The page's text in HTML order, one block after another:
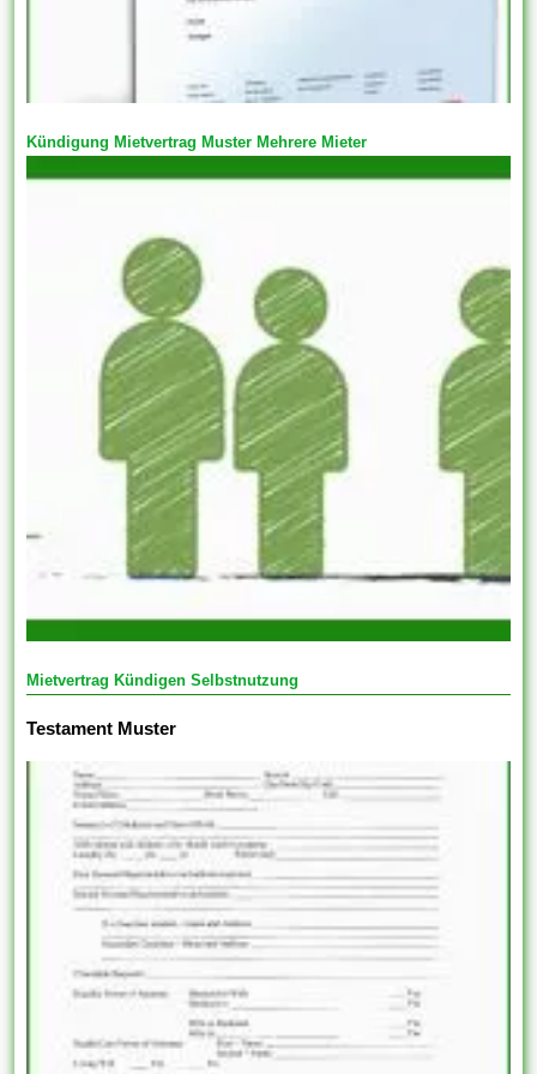
Kündigung Mietvertrag Muster Mehrere Mieter
Mietvertrag Kündigen Selbstnutzung
Testament Muster